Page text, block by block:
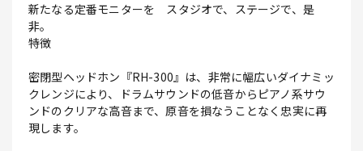
新たなる定番モニターを スタジオで、ステージで、是
非。
特徴
密閉型ヘッドホン『RH-300』は、非常に幅広いダイナミッ
クレンジにより、ドラムサウンドの低音からピアノ系サウ
ンドのクリアな高音まで、原音を損なうことなく忠実に再
現します。